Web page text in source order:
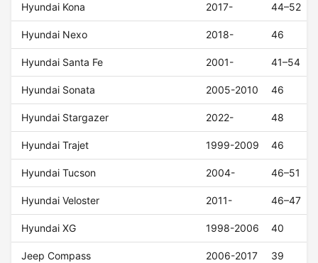
Hyundai Kona 2017- 44–52
Hyundai Nexo 2018- 46
Hyundai Santa Fe 2001- 41–54
Hyundai Sonata 2005-2010 46
Hyundai Stargazer 2022- 48
Hyundai Trajet 1999-2009 46
Hyundai Tucson 2004- 46–51
Hyundai Veloster 2011- 46–47
Hyundai XG 1998-2006 40
Jeep Compass 2006-2017 39